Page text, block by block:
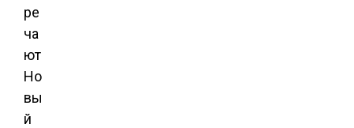
ре
ча
ют
Но
вы
й